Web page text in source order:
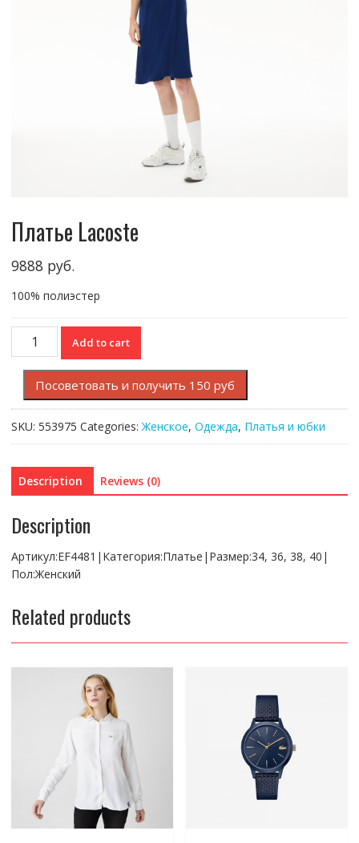
Платье Lacoste
9888 руб.
100% полиэстер
Платье
Lacoste
quantity
Add to cart
Посоветовать и получить 150 руб
SKU: 553975 Categories:Женское, Одежда, Платья и юбки
Description Reviews (0)
Description
Артикул:EF4481|Категория:Платье|Размер:34, 36, 38, 40|
Пол:Женский
Related products